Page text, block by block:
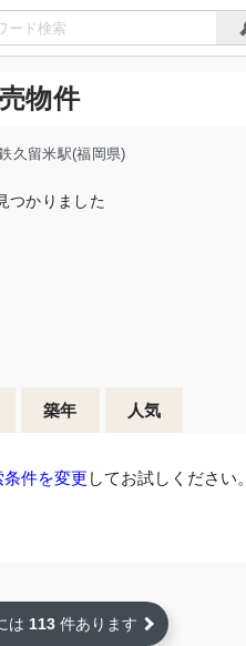
物件
久留米駅(福岡県)
つかりました
築年 人気
条件を変更 してお試しください。
は 113 件あります